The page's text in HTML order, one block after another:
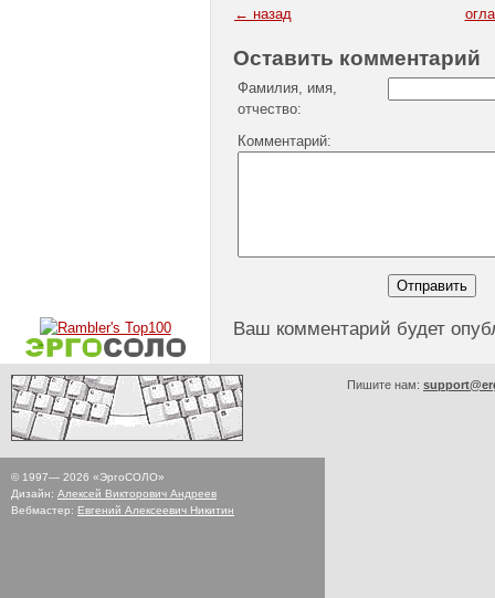
← назад
Оставить комментарий
Фамилия, имя,
отчество:
Комментарий:
Ваш комментарий будет
© 1997— 2026 «ЭргоСОЛО»
Дизайн: Алексей Викторович Андреев
Вебмастер: Евгений Алексеевич Никитин
Пишите нам: